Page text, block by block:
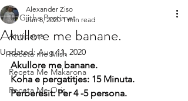
Te Gjitha Postimet
Antipasta
Receta me Mish
Receta Me Makarona
Receta Me Oris
Akullore me banane.
Alexander Ziso
Jun 8, 2020 1 min read
Updated:Aug 11, 2020
Akullore me banane.
Koha e pergatitjes: 15 Minuta.
Perberesit: Per 4 -5 persona.